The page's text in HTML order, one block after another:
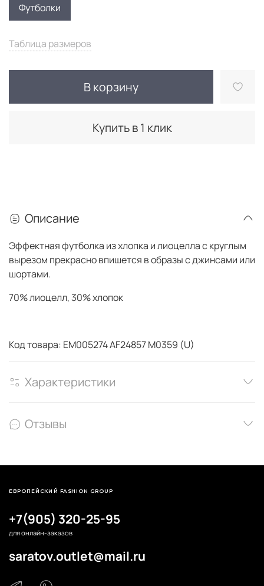
Таблица размеров
В корзину
Купить в 1 клик
Футболки
Описание
Эффектная футболка из хлопка и лиоцелла с круглым
вырезом прекрасно впишется в образы с джинсами или
шортами.
70% лиоцелл, 30% хлопок
Код товара: EM005274 AF24857 M0359 (U)
Характеристики
Отзывы
+7(905) 320-25-95
для онлайн-заказов
saratov.outlet@mail.ru
ЕВРОПЕЙСКИЙ FASHION GROUP